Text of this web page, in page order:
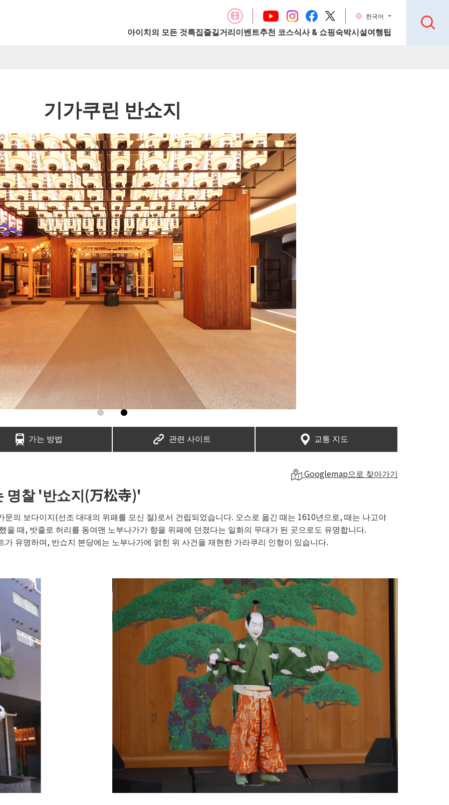
한국어
아이치의 모든 것특집즐길거리이벤트추천 코스식사 & 쇼핑숙박시설여행팁
기가쿠린 반쇼지
가는 방법 관련 사이트 교통 지도
Googlemap으로 찾아가기
명찰 '반쇼지(万松寺)'
의 보다이지(선조 대대의 위패를 모신 절)로서 건립되었습니다. 오스로 옮긴 때는 1610년으로, 때는 나고야
을 때, 밧줄로 허리를 동여맨 노부나가가 향을 위패에 던졌다는 일화의 무대가 된 곳으로도 유명합니다.
유명하며, 반쇼지 본당에는 노부나가에 얽힌 위 사건을 재현한 가라쿠리 인형이 있습니다.